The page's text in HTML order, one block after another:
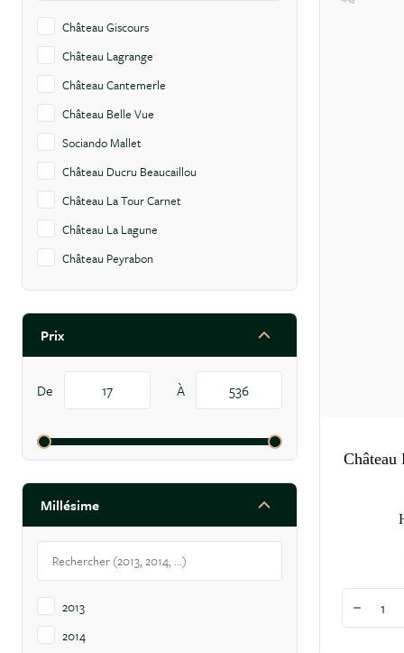
Château Giscours
Château Lagrange
Château Cantemerle
Château Belle Vue
Sociando Mallet
Château Ducru Beaucaillou
Château La Tour Carnet
Château La Lagune
Château Peyrabon
Domaine Uchida
Prix
filter
De
À
Millésime
filter
2013
2014
Château